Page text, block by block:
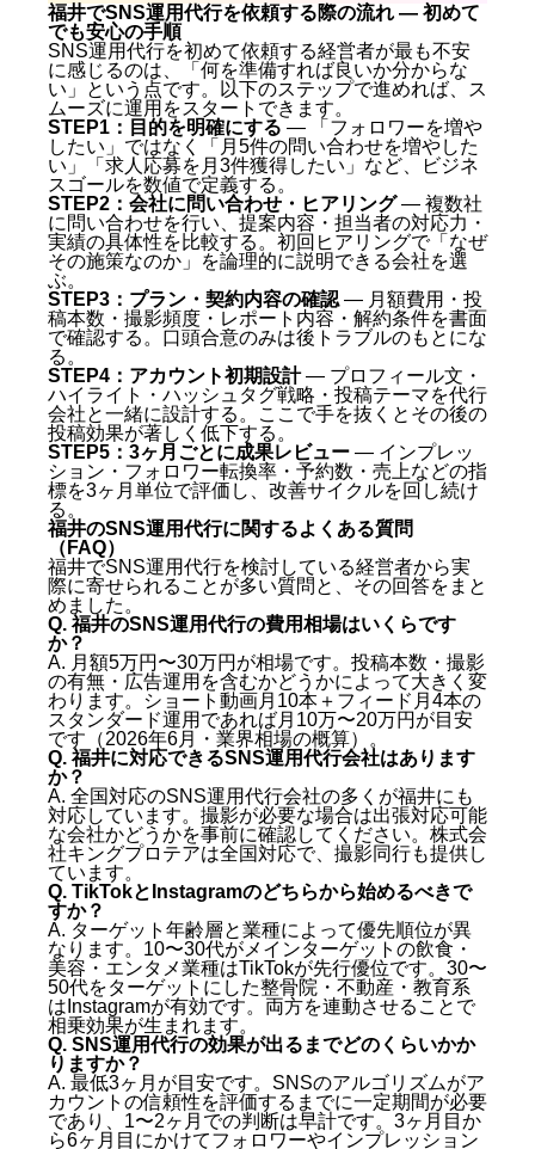
福井でSNS運用代行を依頼する際の流れ — 初めて
でも安心の手順
SNS運用代行を初めて依頼する経営者が最も不安
に感じるのは、「何を準備すれば良いか分からな
い」という点です。以下のステップで進めれば、ス
ムーズに運用をスタートできます。
STEP1：目的を明確にする — 「フォロワーを増や
したい」ではなく「月5件の問い合わせを増やした
い」「求人応募を月3件獲得したい」など、ビジネ
スゴールを数値で定義する。
STEP2：会社に問い合わせ・ヒアリング— 複数社
に問い合わせを行い、提案内容・担当者の対応力・
実績の具体性を比較する。初回ヒアリングで「なぜ
その施策なのか」を論理的に説明できる会社を選
ぶ。
STEP3：プラン・契約内容の確認 — 月額費用・投
稿本数・撮影頻度・レポート内容・解約条件を書面
で確認する。口頭合意のみは後トラブルのもとにな
る。
STEP4：アカウント初期設計— プロフィール文・
ハイライト・ハッシュタグ戦略・投稿テーマを代行
会社と一緒に設計する。ここで手を抜くとその後の
投稿効果が著しく低下する。
STEP5：3ヶ月ごとに成果レビュー — インプレッ
ション・フォロワー転換率・予約数・売上などの指
標を3ヶ月単位で評価し、改善サイクルを回し続け
る。
福井のSNS運用代行に関するよくある質問
（FAQ）
福井でSNS運用代行を検討している経営者から実
際に寄せられることが多い質問と、その回答をまと
めました。
Q. 福井のSNS運用代行の費用相場はいくらです
か？
A. 月額5万円〜30万円が相場です。投稿本数・撮影
の有無・広告運用を含むかどうかによって大きく変
わります。ショート動画月10本＋フィード月4本の
スタンダード運用であれば月10万〜20万円が目安
です（2026年6月・業界相場の概算）。
Q. 福井に対応できるSNS運用代行会社はあります
か？
A. 全国対応のSNS運用代行会社の多くが福井にも
対応しています。撮影が必要な場合は出張対応可能
な会社かどうかを事前に確認してください。株式会
社キングプロテアは全国対応で、撮影同行も提供し
ています。
Q. TikTokとInstagramのどちらから始めるべきで
すか？
A. ターゲット年齢層と業種によって優先順位が異
なります。10〜30代がメインターゲットの飲食・
美容・エンタメ業種はTikTokが先行優位です。30〜
50代をターゲットにした整骨院・不動産・教育系
はInstagramが有効です。両方を連動させることで
相乗効果が生まれます。
Q. SNS運用代行の効果が出るまでどのくらいかか
りますか？
A. 最低3ヶ月が目安です。SNSのアルゴリズムがア
カウントの信頼性を評価するまでに一定期間が必要
であり、1〜2ヶ月での判断は早計です。3ヶ月目か
ら6ヶ月目にかけてフォロワーやインプレッション